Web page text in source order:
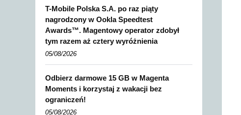
T-Mobile Polska S.A. po raz piąty
nagrodzony w Ookla Speedtest
Awards™. Magentowy operator zdobył
tym razem aż cztery wyróżnienia
05/08/2026
Odbierz darmowe 15 GB w Magenta
Moments i korzystaj z wakacji bez
ograniczeń!
05/08/2026